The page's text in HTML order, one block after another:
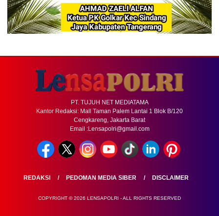
PT. TUJUH NET MEDIATAMA
Kantor Redaksi: Mall Taman Palem Lantai 1 Blok B/120
Cengkareng, Jakarta Barat
Email :Lensapolri@gmail.com
REDAKSI PEDOMAN MEDIA SIBER DISCLAIMER
COPYRIGHT © 2026 LENSAPOLRI - ALL RIGHTS RESERVED